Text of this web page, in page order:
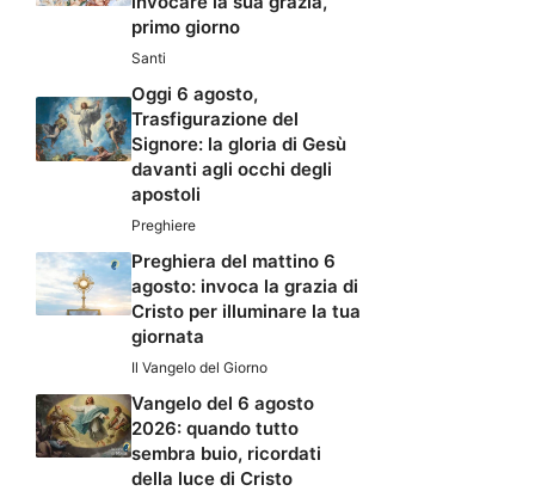
primo giorno
Santi
Oggi 6 agosto,
Trasfigurazione del
Signore: la gloria di Gesù
davanti agli occhi degli
apostoli
Preghiere
Preghiera del mattino 6
agosto: invoca la grazia di
Cristo per illuminare la tua
giornata
Il Vangelo del Giorno
Vangelo del 6 agosto
2026: quando tutto
sembra buio, ricordati
della luce di Cristo